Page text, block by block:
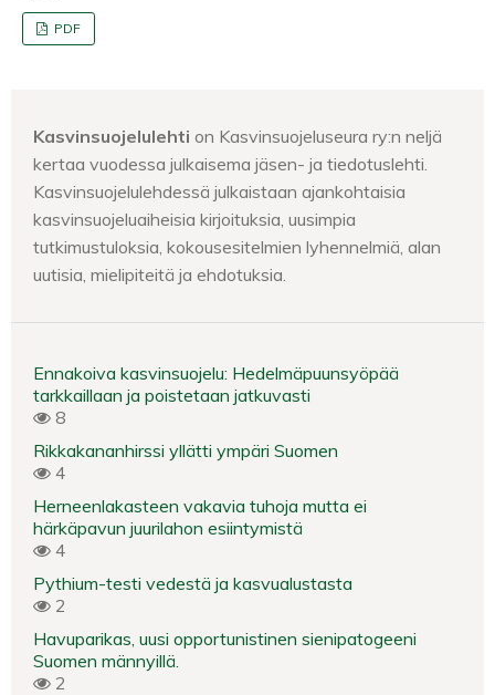
PDF
Kasvinsuojelulehti on Kasvinsuojeluseura ry:n neljä
kertaa vuodessa julkaisema jäsen- ja tiedotuslehti.
Kasvinsuojelulehdessä julkaistaan ajankohtaisia
kasvinsuojeluaiheisia kirjoituksia, uusimpia
tutkimustuloksia, kokousesitelmien lyhennelmiä, alan
uutisia, mielipiteitä ja ehdotuksia.
Ennakoiva kasvinsuojelu: Hedelmäpuunsyöpää
tarkkaillaan ja poistetaan jatkuvasti
8
Rikkakananhirssi yllätti ympäri Suomen
4
Herneenlakasteen vakavia tuhoja mutta ei
härkäpavun juurilahon esiintymistä
4
Pythium-testi vedestä ja kasvualustasta
2
Havuparikas, uusi opportunistinen sienipatogeeni
Suomen männyillä.
2